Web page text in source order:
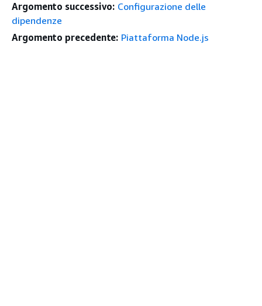
Argomento successivo: Configurazione delle
dipendenze
Argomento precedente: Piattaforma Node.js